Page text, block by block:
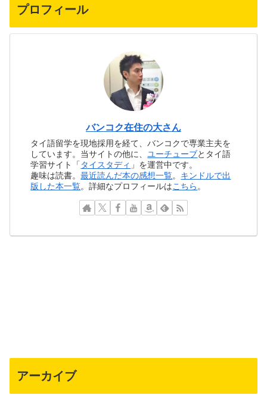
プロフィール
バンコク在住の大さん
タイ語留学を現地採用を経て、バンコクで専業主夫を
しています。当サイトの他に、 ユーチューブとタイ語
学習サイト「タイスタディ 」を運営中です。
趣味は読書。最近読んだ本の感想一覧。 キンドルで出
版した本一覧。詳細なプロフィールはこちら 。
アーカイブ